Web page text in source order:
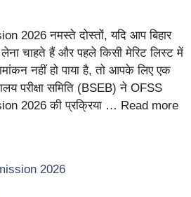
2026 नमस्ते दोस्तों, यदि आप बिहार
लेना चाहते हैं और पहले किसी मेरिट लिस्ट में
नहीं हो पाया है, तो आपके लिए एक
परीक्षा समिति (BSEB) ने OFSS
2026 की प्रक्रिया … Read more
2026